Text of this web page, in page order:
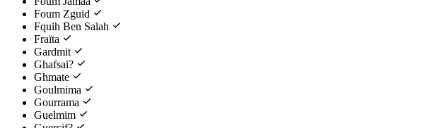
Foum Zguid
Fquih Ben Salah
Fraïta
Gardmit
Ghafsai?
Ghmate
Goulmima
Gourrama
Guelmim